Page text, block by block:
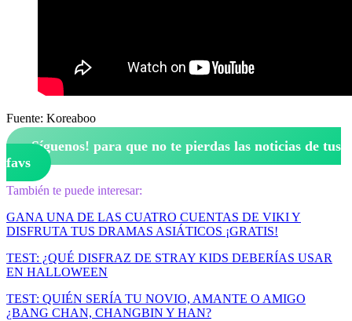
Fuente: Koreaboo
¡Síguenos! para que no te pierdas las noticias de tus
favs
También te puede interesar:
GANA UNA DE LAS CUATRO CUENTAS DE VIKI Y
DISFRUTA TUS DRAMAS ASIÁTICOS ¡GRATIS!
TEST: ¿QUÉ DISFRAZ DE STRAY KIDS DEBERÍAS USAR
EN HALLOWEEN
TEST: QUIÉN SERÍA TU NOVIO, AMANTE O AMIGO
¿BANG CHAN, CHANGBIN Y HAN?